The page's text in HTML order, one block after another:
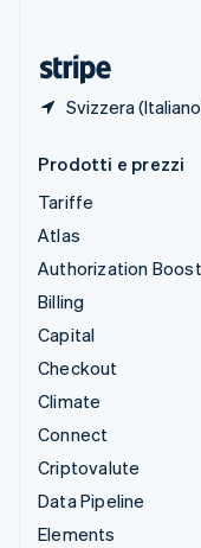
Svizzera
Prodotti e prezzi
Tariffe
Atlas
Authorization Boost
Billing
Capital
Checkout
Climate
Connect
Criptovalute
Data Pipeline
Elements